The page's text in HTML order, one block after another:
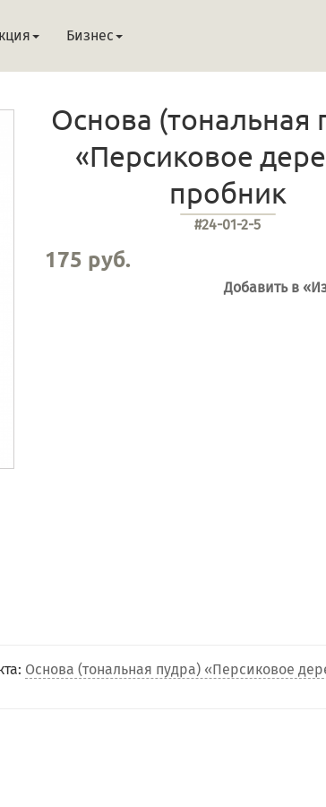
Бизнес
Основа (тональная
«Персиковое
пробник
#24-01-2-5
175 руб.
Добавить в
Основа (тональная пудра) «Персиковое